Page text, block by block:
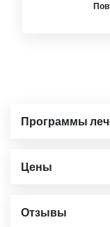
Программы
Цены
Отзывы